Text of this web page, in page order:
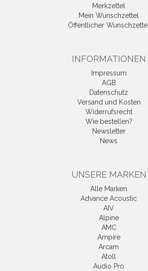
Merkzettel
Mein Wunschzettel
Öffentlicher Wunschzettel
INFORMATIONEN
Impressum
AGB
Datenschutz
Versand und Kosten
Widerrufsrecht
Wie bestellen?
Newsletter
News
UNSERE MARKEN
Alle Marken
Advance Acoustic
AIV
Alpine
AMC
Ampire
Arcam
Atoll
Audio Pro